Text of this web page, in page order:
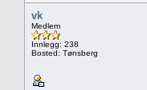
vk
Medlem
Innlegg: 238
Bosted: Tønsberg